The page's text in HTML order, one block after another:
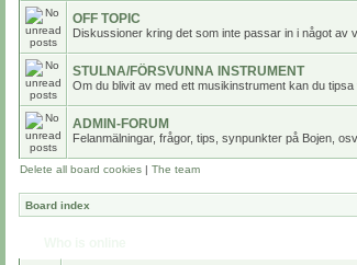
OFF TOPIC
Diskussioner kring det som inte passar in i något av
STULNA/FÖRSVUNNA INSTRUMENT
Om du blivit av med ett musikinstrument kan du
ADMIN-FORUM
Felanmälningar, frågor, tips, synpunkter på Bojen, osv.
Delete all board cookies | The team
Board index